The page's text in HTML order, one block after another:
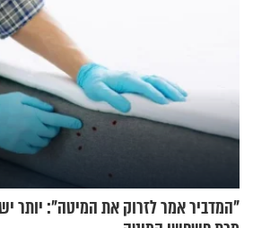
"המדביר אמר לזרוק את המיטה": יותר